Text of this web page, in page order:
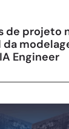
de projeto
Engineer